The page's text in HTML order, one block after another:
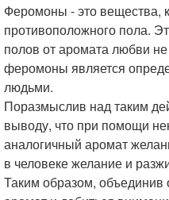
Феромоны - это вещества,
противоположного пола.
полов от аромата любви не
феромоны является
людьми.
Поразмыслив над таким
выводу, что при помощи
аналогичный аромат
в человеке желание и
Таким образом,